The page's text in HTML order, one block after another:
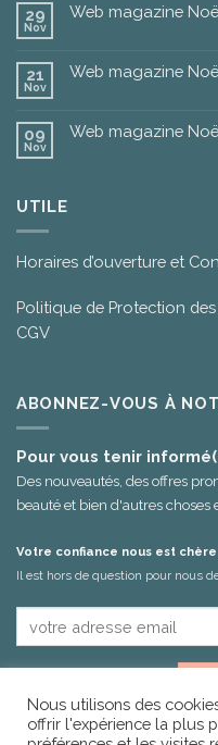
29
Nov
Web magazine
21
Nov
Web magazine
09
Nov
Web magazine
UTILE
Horaires d’ouverture et
Politique de Protection
CGV
ABONNEZ-VOUS À
Pour vous tenir
Des nouveautés, des offres
beauté et bien d'autres choses
Votre confiance nous est
Il est hors de question pour nous
Nous utilisons des
offrir l'expérience la plus